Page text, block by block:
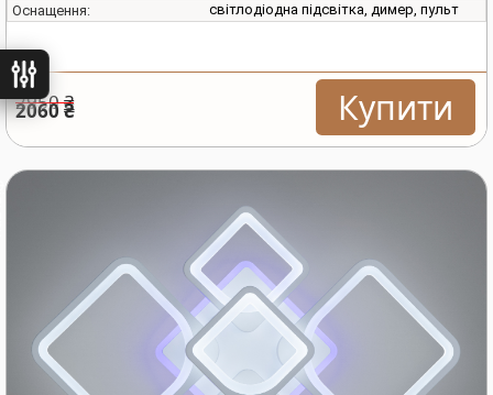
Оснащення:
світлодіодна підсвітка, димер, пульт
2950 ₴
2060 ₴ Купити